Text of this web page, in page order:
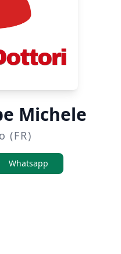
Michele
(FR)
Whatsapp